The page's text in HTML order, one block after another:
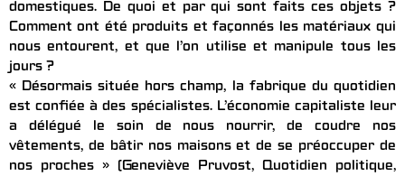
domestiques. De quoi et par qui sont faits ces objets ?
Comment ont été produits et façonnés les matériaux qui
nous entourent, et que l’on utilise et manipule tous les
jours ?
« Désormais située hors champ, la fabrique du quotidien
est confiée à des spécialistes. L’économie capitaliste leur
a délégué le soin de nous nourrir, de coudre nos
vêtements, de bâtir nos maisons et de se préoccuper de
nos proches » (Geneviève Pruvost, Quotidien politique,